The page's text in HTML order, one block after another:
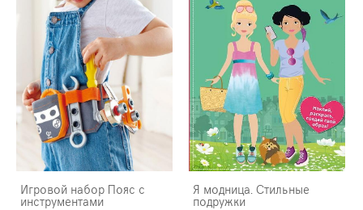
Игровой набор Пояс с
инструментами
Я модница. Стильные
подружки